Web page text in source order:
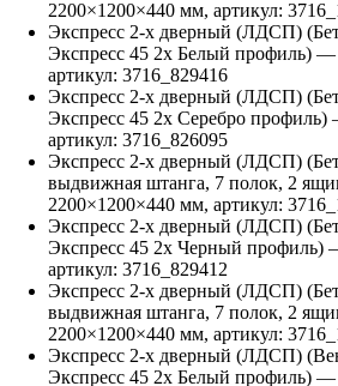
2200×1200×440 мм, артикул:
Экспресс 2-х дверный (ЛДСП)
Экспресс 45 2х Белый профиль) —
артикул: 3716_829416
Экспресс 2-х дверный (ЛДСП)
Экспресс 45 2х Серебро профиль)
артикул: 3716_826095
Экспресс 2-х дверный (ЛДСП)
выдвижная штанга, 7 полок, 2
2200×1200×440 мм, артикул:
Экспресс 2-х дверный (ЛДСП)
Экспресс 45 2х Черный профиль)
артикул: 3716_829412
Экспресс 2-х дверный (ЛДСП)
выдвижная штанга, 7 полок, 2
2200×1200×440 мм, артикул:
Экспресс 2-х дверный (ЛДСП)
Экспресс 45 2х Белый профиль) —